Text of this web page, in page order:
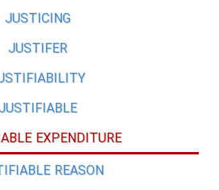
JUSTICING
JUSTIFER
EXPENDITURE
REASON